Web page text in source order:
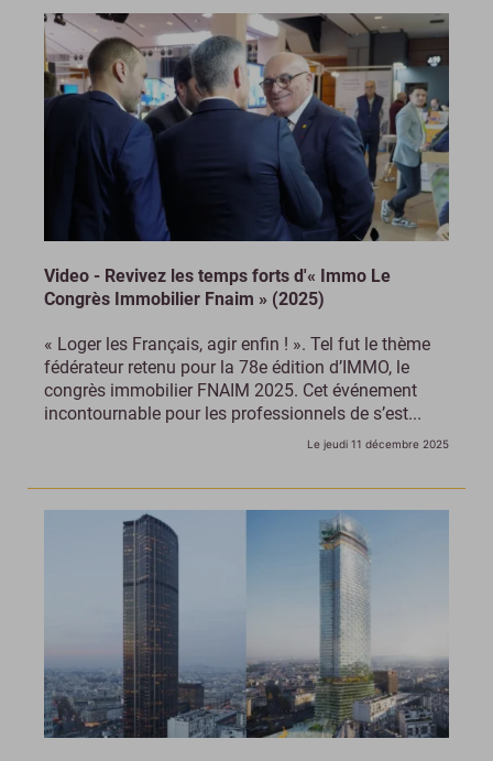
Video - Revivez les temps forts d'« Immo Le
Congrès Immobilier Fnaim » (2025)
« Loger les Français, agir enfin ! ». Tel fut le thème
fédérateur retenu pour la 78e édition d’IMMO, le
congrès immobilier FNAIM 2025. Cet événement
incontournable pour les professionnels de s’est...
Le jeudi 11 décembre 2025